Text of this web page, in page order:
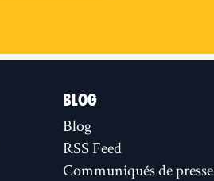
BLOG
Blog
RSS Feed
Communiqués de presse